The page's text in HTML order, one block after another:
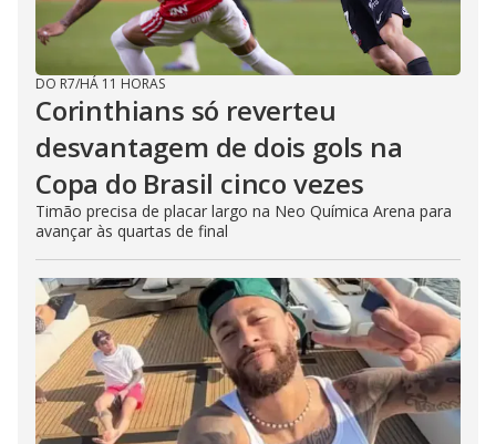
DO R7/HÁ 11 HORAS
Corinthians só reverteu
desvantagem de dois gols na
Copa do Brasil cinco vezes
Timão precisa de placar largo na Neo Química Arena para
avançar às quartas de final